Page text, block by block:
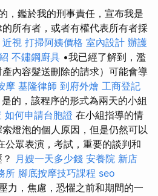
，鑑於我的刑事責任，宣布我是
所有者，或者有權代表所有者採
近視 打掃阿姨價格 室內設計 辦護
不鏽鋼廚具 •我已經了解到，濫
內容髮送刪除的請求）可能會導
摩 基隆律師 到府外燴 工商登記
是的，該程序的形式為兩天的小組
如何申請台胞證 在小組指導的情
燈泡的個人原因，但是仍然可以
公眾表演，考試，重要的談判和
月嫂一天多少錢 安養院 新店
所 腳底按摩技巧課程 seo
力，焦慮，恐懼之前和期間的一